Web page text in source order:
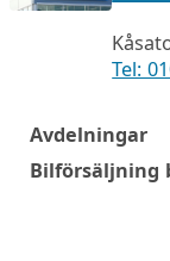
Tel:
Öppettider
Avdelningar
Bilförsäljning